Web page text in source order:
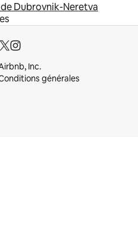
Dubrovnik-Neretva
Inc.
générales